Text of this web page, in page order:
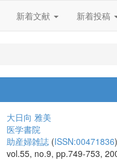
新着文献 新着投稿
大日向 雅美
医学書院
助産婦雑誌 (ISSN:00471836)
vol.55, no.9, pp.749-753,